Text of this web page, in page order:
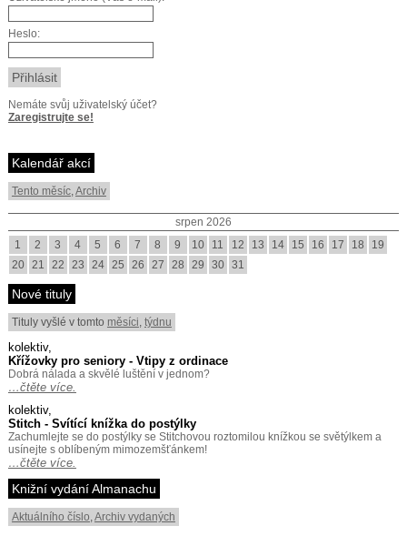
Heslo:
Nemáte svůj uživatelský účet?
Zaregistrujte se!
Kalendář akcí
Tento měsíc,Archiv
srpen 2026
1
2 3 4 5 6 7 8 9 10 11 12 13 14 15 16 17 18
19
20 21 22 23 24 25 26 27 28 29 30 31
Nové tituly
Tituly vyšlé v tomto měsíci, týdnu
kolektiv,
Křížovky pro seniory - Vtipy z ordinace
Dobrá nálada a skvělé luštění v jednom?
…čtěte více.
kolektiv,
Stitch - Svítící knížka do postýlky
Zachumlejte se do postýlky se Stitchovou roztomilou knížkou se světýlkem a
usínejte s oblíbeným mimozemšťánkem!
…čtěte více.
Knižní vydání Almanachu
Aktuálního číslo,Archiv vydaných